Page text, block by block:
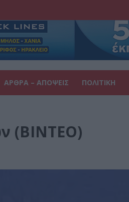
ΑΡΘΡΑ – ΑΠΟΨΕΙΣ ΠΟΛΙΤΙΚΗ
(BINTEO)